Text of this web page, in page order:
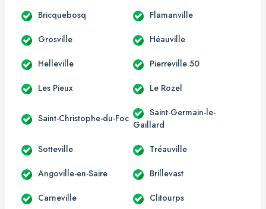
Bricquebosq Flamanville
Grosville Héauville
Helleville Pierreville 50
Les Pieux Le Rozel
Saint-Christophe-du-Foc
Saint-Germain-le-
Gaillard
Sotteville Tréauville
Angoville-en-Saire Brillevast
Carneville Clitourps